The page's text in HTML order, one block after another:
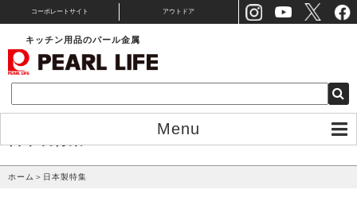
コーポレートサイト アウトドア
キッチン用品のパール金属
Menu
ホーム ＞ 日本製特集